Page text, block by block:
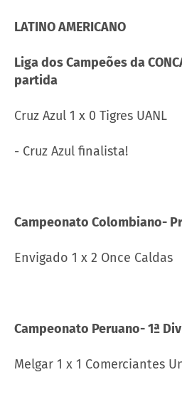
LATINO AMERICANO
Liga dos Campeões da
partida
Cruz Azul 1 x 0 Tigres UANL
- Cruz Azul finalista!
Campeonato Colombiano-
Envigado 1 x 2 Once Caldas
Campeonato Peruano- 1ª
Melgar 1 x 1 Comerciantes